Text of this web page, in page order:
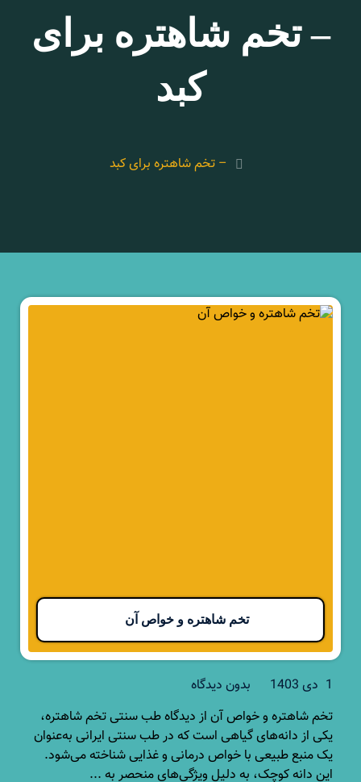
– تخم شاهتره برای
کبد
– تخم شاهتره برای کبد
تخم شاهتره و خواص آن
1 دی 1403
بدون دیدگاه
تخم شاهتره و خواص آن از دیدگاه طب سنتی تخم شاهتره،
یکی از دانه‌های گیاهی است که در طب سنتی ایرانی به‌عنوان
یک منبع طبیعی با خواص درمانی و غذایی شناخته می‌شود.
این دانه کوچک، به دلیل ویژگی‌های منحصر به ...